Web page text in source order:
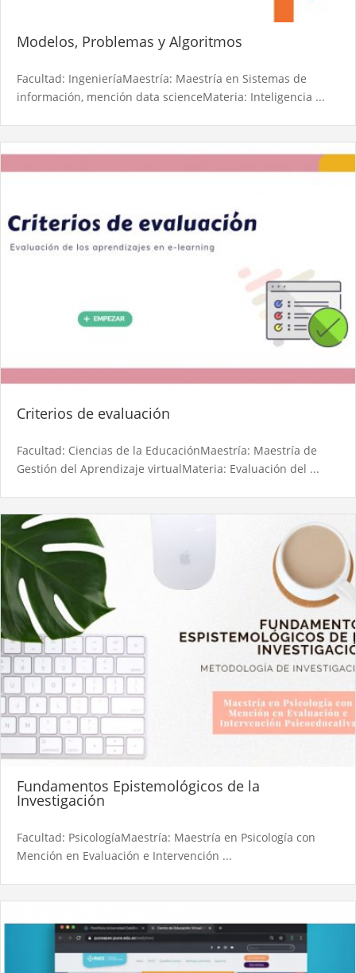
Modelos, Problemas y Algoritmos
Facultad: IngenieríaMaestría: Maestría en Sistemas de
información, mención data scienceMateria: Inteligencia ...
Criterios de evaluación​
Facultad: Ciencias de la EducaciónMaestría: Maestría de
Gestión del Aprendizaje virtualMateria: Evaluación del ...
Fundamentos Epistemológicos de la
Investigación
Facultad: PsicologíaMaestría: Maestría en Psicología con
Mención en Evaluación e Intervención ...